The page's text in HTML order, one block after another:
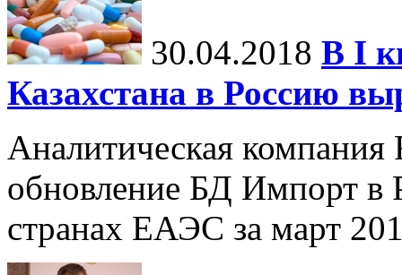
30.04.2018 В I
Казахстана в Россию
Аналитическая компания
обновление БД Импорт в
странах ЕАЭС за март